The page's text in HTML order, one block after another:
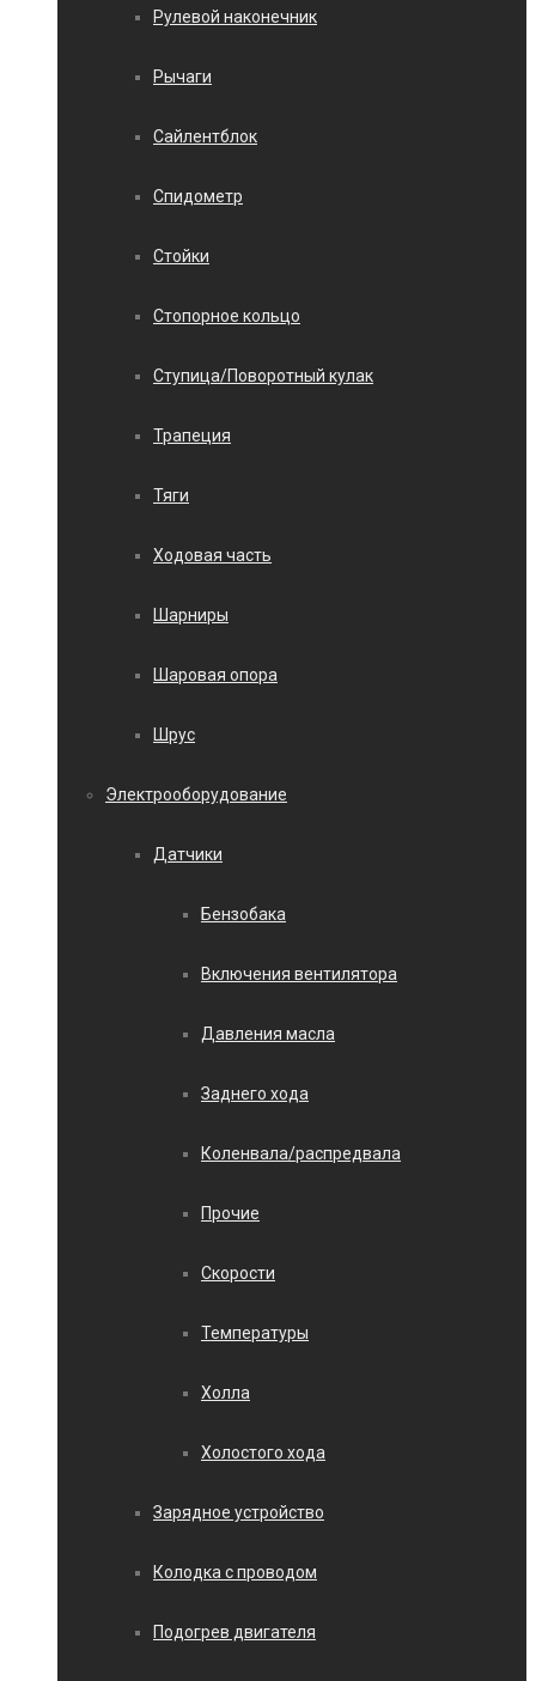
Рулевой наконечник
Рычаги
Сайлентблок
Спидометр
Стойки
Стопорное кольцо
Ступица/Поворотный кулак
Трапеция
Тяги
Ходовая часть
Шарниры
Шаровая опора
Шрус
Электрооборудование
Датчики
Бензобака
Включения вентилятора
Давления масла
Заднего хода
Коленвала/распредвала
Прочие
Скорости
Температуры
Холла
Холостого хода
Зарядное устройство
Колодка с проводом
Подогрев двигателя